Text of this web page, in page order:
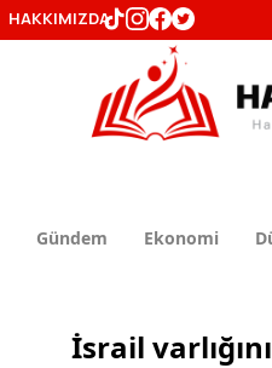
Gündem Ekonomi
İsrail
HAKKIMIZDA